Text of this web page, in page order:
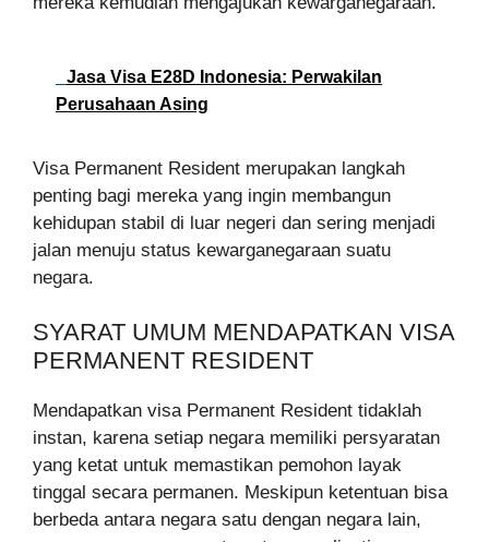
Jasa Visa E28D Indonesia: Perwakilan
Perusahaan Asing
Visa Permanent Resident merupakan langkah
penting bagi mereka yang ingin membangun
kehidupan stabil di luar negeri dan sering menjadi
jalan menuju status kewarganegaraan suatu
negara.
SYARAT UMUM MENDAPATKAN VISA
PERMANENT RESIDENT
Mendapatkan visa Permanent Resident tidaklah
instan, karena setiap negara memiliki persyaratan
yang ketat untuk memastikan pemohon layak
tinggal secara permanen. Meskipun ketentuan bisa
berbeda antara negara satu dengan negara lain,